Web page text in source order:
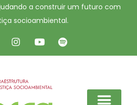
a construir um futuro com
socioambiental.